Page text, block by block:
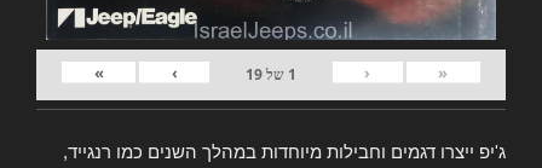
«
‹
1 של19
›
»
ג'יפ ייצרו דגמים וחבילות מיוחדות במהלך השנים כמו רנגייד,